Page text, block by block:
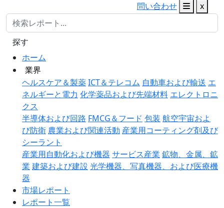
問い合わせ
x
ホーム
業界
ヘルスケア＆製薬ICT＆テレコム 自動車および輸送 エ
ネルギーと電力 化学薬品および先端材料 エレクトロニ
クス
半導体および回路 FMCG＆フード 包装 航空宇宙およ
び防衛 農業および関連活動 産業用コーティング剤及び
シーラント
産業用自動化および機器 サービス産業 鉱物、金属、鉱
業 建築および建設 光学機器、写真機器、および医療機
器
市場レポート
レポート一覧
探す